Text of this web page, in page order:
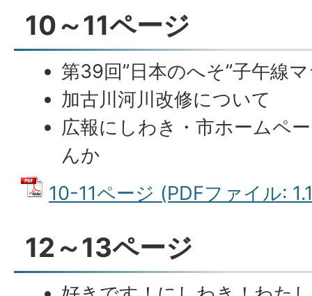
10～11ページ
第39回”日本のへそ”子午線
加古川河川改修について
広報にしわき・市ホームペ
んか
10-11ページ (PDFファイル:
12～13ページ